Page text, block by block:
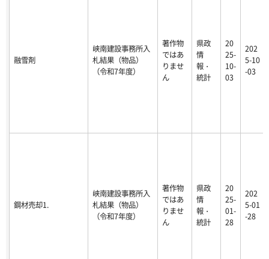
融雪剤
峡南建設事務所入
札結果（物品）
（令和7年度）
著作物
ではあ
りませ
ん
県政
情
報・
統計
20
25-
10-
03
202
5-10
-03
鋼材売却1.
峡南建設事務所入
札結果（物品）
（令和7年度）
著作物
ではあ
りませ
ん
県政
情
報・
統計
20
25-
01-
28
202
5-01
-28